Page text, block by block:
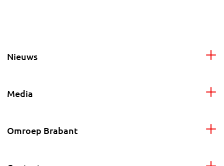
Nieuws
Media
Omroep Brabant